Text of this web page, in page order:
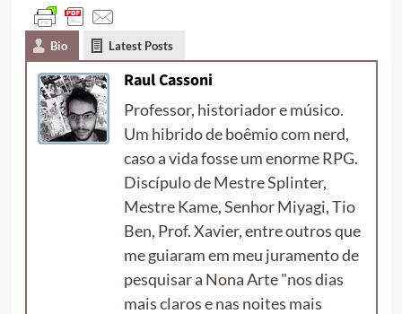
Bio Latest Posts
Raul Cassoni
Professor, historiador e músico.
Um hibrido de boêmio com nerd,
caso a vida fosse um enorme RPG.
Discípulo de Mestre Splinter,
Mestre Kame, Senhor Miyagi, Tio
Ben, Prof. Xavier, entre outros que
me guiaram em meu juramento de
pesquisar a Nona Arte "nos dias
mais claros e nas noites mais